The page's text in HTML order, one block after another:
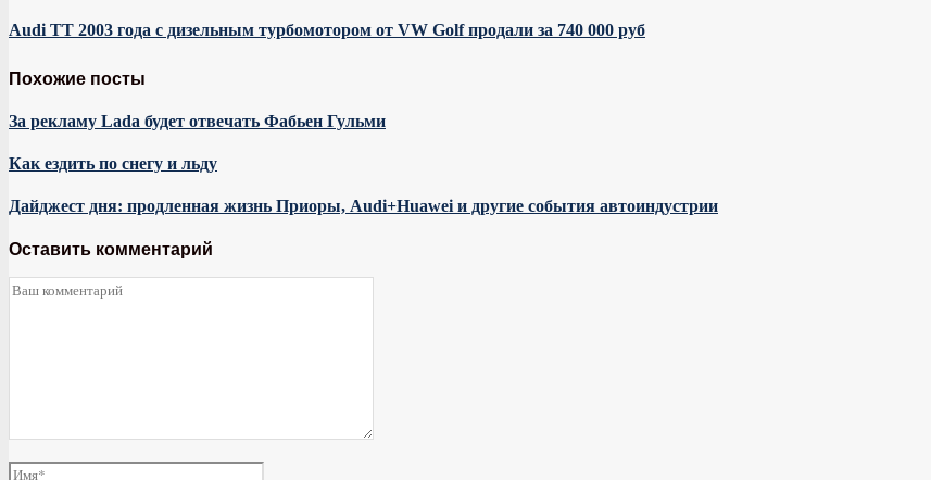
Audi TT 2003 года с дизельным турбомотором от VW Golf продали за 740 000 руб
Похожие посты
За рекламу Lada будет отвечать Фабьен Гульми
Как ездить по снегу и льду
Дайджест дня: продленная жизнь Приоры, Audi+Huawei и другие события автоиндустрии
Оставить комментарий